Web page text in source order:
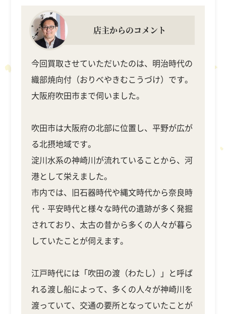
店主からのコメント
今回買取させていただいたのは、明治時代の
織部焼向付（おりべやきむこうづけ）です。
大阪府吹田市まで伺いました。
吹田市は大阪府の北部に位置し、平野が広が
る北摂地域です。
淀川水系の神崎川が流れていることから、河
港として栄えました。
市内では、旧石器時代や縄文時代から奈良時
代・平安時代と様々な時代の遺跡が多く発掘
されており、太古の昔から多くの人々が暮ら
していたことが伺えます。
江戸時代には「吹田の渡（わたし）」と呼ば
れる渡し船によって、多くの人々が神崎川を
渡っていて、交通の要所となっていたことが